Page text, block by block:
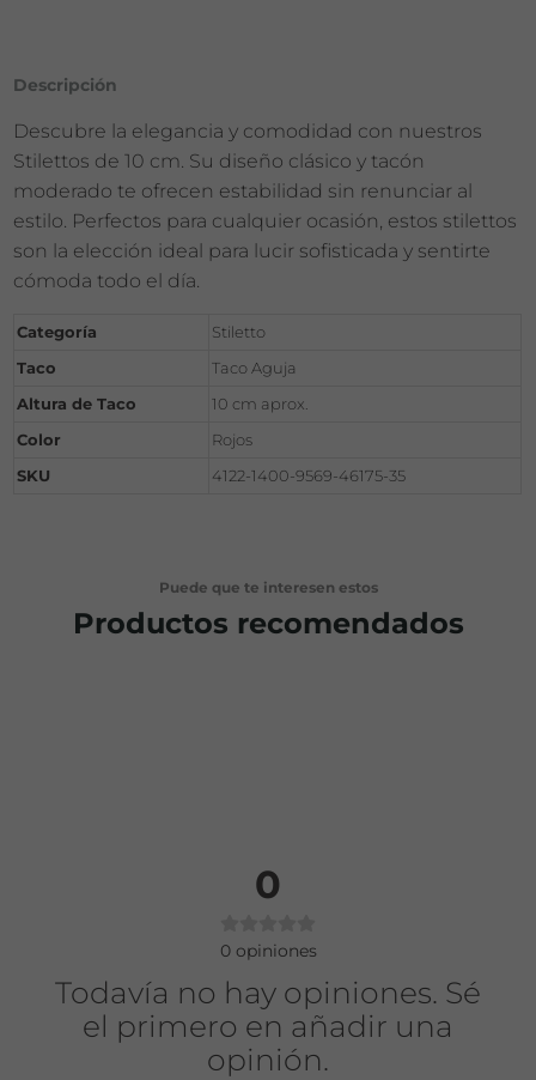
Descripción
Descubre la elegancia y comodidad con nuestros
Stilettos de 10 cm. Su diseño clásico y tacón
moderado te ofrecen estabilidad sin renunciar al
estilo. Perfectos para cualquier ocasión, estos stilettos
son la elección ideal para lucir sofisticada y sentirte
cómoda todo el día.
Categoría
Stiletto
Taco
Taco Aguja
Altura de Taco
10 cm aprox.
Color
Rojos
SKU
4122-1400-9569-46175-35
Puede que te interesen estos
Productos recomendados
0
0 opiniones
Todavía no hay opiniones. Sé
el primero en añadir una
opinión.